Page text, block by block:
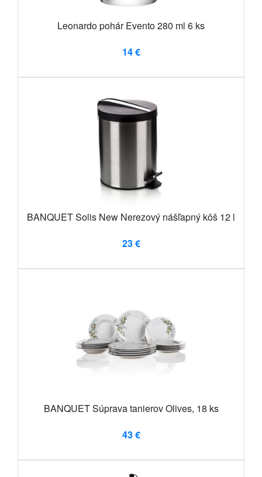
Leonardo pohár Evento 280 ml 6 ks
14 €
BANQUET Solis New Nerezový nášľapný kôš 12 l
23 €
BANQUET Súprava tanierov Olives, 18 ks
43 €